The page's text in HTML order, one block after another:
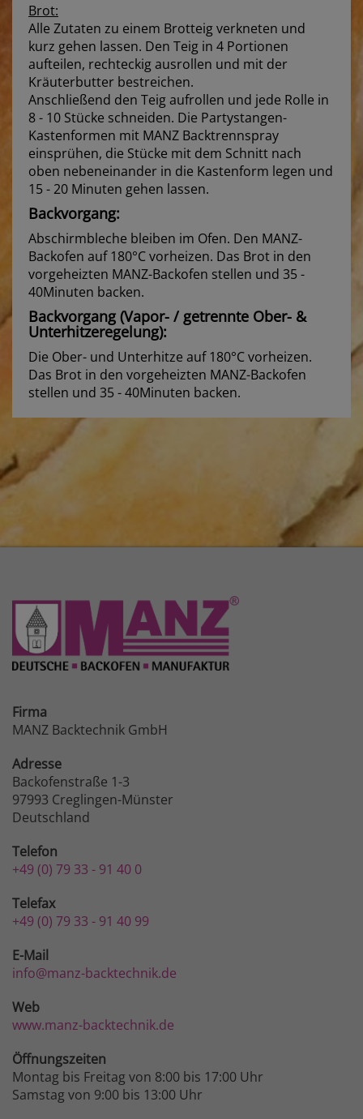
Brot:
Alle Zutaten zu einem Brotteig verkneten und
kurz gehen lassen. Den Teig in 4 Portionen
aufteilen, rechteckig ausrollen und mit der
Kräuterbutter bestreichen.
Anschließend den Teig aufrollen und jede Rolle in
8 - 10 Stücke schneiden. Die Partystangen-
Kastenformen mit MANZ Backtrennspray
einsprühen, die Stücke mit dem Schnitt nach
oben nebeneinander in die Kastenform legen und
15 - 20 Minuten gehen lassen.
Backvorgang:
Abschirmbleche bleiben im Ofen. Den MANZ-
Backofen auf 180°C vorheizen. Das Brot in den
vorgeheizten MANZ-Backofen stellen und 35 -
40Minuten backen.
Backvorgang (Vapor- / getrennte Ober- &
Unterhitzeregelung):
Die Ober- und Unterhitze auf 180°C vorheizen.
Das Brot in den vorgeheizten MANZ-Backofen
stellen und 35 - 40Minuten backen.
Firma
MANZ Backtechnik GmbH
Adresse
Backofenstraße 1-3
97993 Creglingen-Münster
Deutschland
Telefon
+49 (0) 79 33 - 91 40 0
Telefax
+49 (0) 79 33 - 91 40 99
E-Mail
info@manz-backtechnik.de
Web
www.manz-backtechnik.de
Öffnungszeiten
Montag bis Freitag von 8:00 bis 17:00 Uhr
Samstag von 9:00 bis 13:00 Uhr